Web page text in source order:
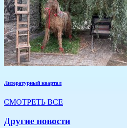
Литературный квартал
СМОТРЕТЬ ВСЕ
Другие новости